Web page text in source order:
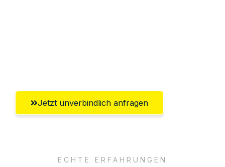
Jetzt unverbindlich anfragen
ECHTE ERFAHRUNGEN